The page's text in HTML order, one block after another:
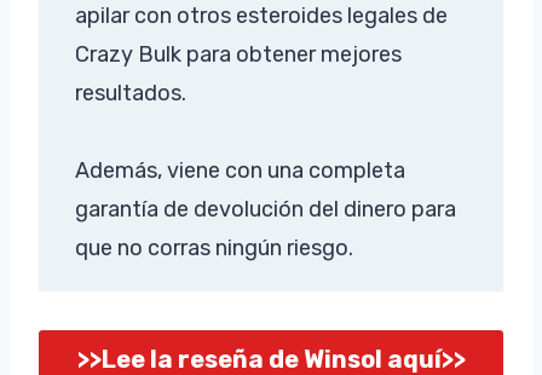
apilar con otros esteroides legales de
Crazy Bulk para obtener mejores
resultados.
Además, viene con una completa
garantía de devolución del dinero para
que no corras ningún riesgo.
>>Lee la reseña de Winsol aquí>>